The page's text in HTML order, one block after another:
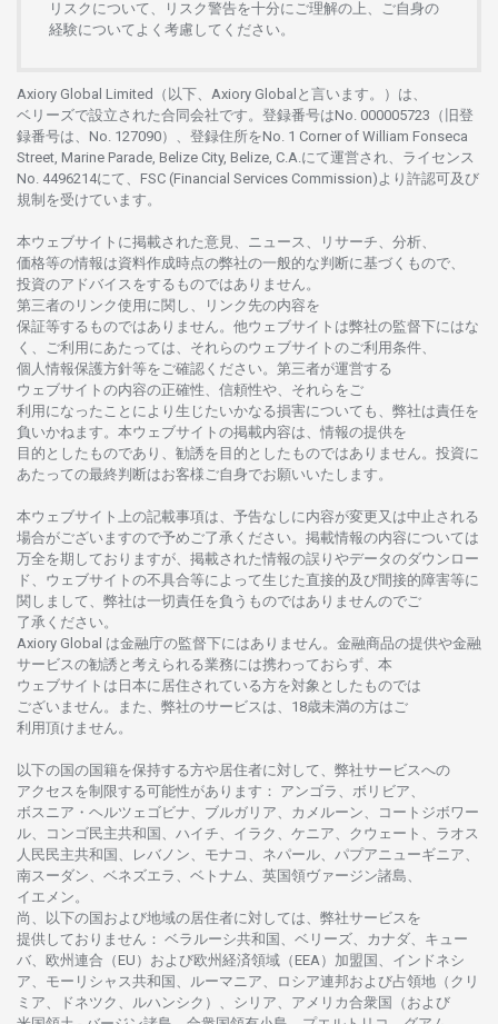
リスクについて、
リスク警告を十分にご理解の上、 ご自身の
経験についてよく 考慮してください。
Axiory Global Limited（以下、Axiory Globalと言います。）は、
ベリーズで設立さ れた合同会社です。 登録番号はNo. 000005723（旧登
録番号は、No. 127090）、 登録住所をNo. 1 Corner of William Fonseca
Street, Marine Parade, Belize City, Belize, C.A.にて運営さ れ、 ライセンス
No. 4496214にて、FSC (Financial Services Commission)より 許認可及び
規制を受けています。
本ウェブサイトに掲載さ れた意見、ニュース、リサーチ、分析、
価格等の情報は資料作成時点の弊社の一般的な判断に基づくもので、
投資のアドバイスをするものではありません。
第三者の リンク使用に関し、 リンク先の内容を
保証等するものではありません。 他ウェブサイトは弊社の監督下にはな
く、 ご利用にあたっては、 それらのウェブサイトのご利用条件、
個人情報保護方針等をご確認ください。 第三者が運営する
ウェブサイトの内容の正確性、信頼性や、それらをご
利用になったことにより 生じたいかなる損害についても、 弊社は責任を
負いかねます。 本ウェブサイトの掲載内容は、 情報の提供を
目的としたものであり、 勧誘を 目的としたものではありません。 投資に
あたっての最終判断はお客様ご自身でお願いいたします。
本ウェブサイト 上の記載事項は、 予告なしに内容が変更又は中止さ れる
場合がございますので予めご了承ください。 掲載情報の内容については
万全を期しておりますが、 掲載さ れた情報の誤りやデータのダウンロー
ド、 ウェブサイトの不具合等によって生じた 直接的及び間接的障害等に
関し まして、 弊社は一切責任を負うものではありませんのでご
了承ください。
Axiory Global は金融庁の監督下にはありません。 金融商品の提供や金融
サービスの勧誘と 考えられる業務には携わっておらず、 本
ウェブサイトは 日本に居住さ れている方を対象としたものでは
ございません。
また、 弊社のサービスは、18歳未満の方はご
利用頂けません。
以下の国の国籍を保持する方や居住者に対して、 弊社サービスへの
アクセスを制限する可能性があります ： アンゴラ、ボリビア、
ボスニア ・ ヘルツェゴビナ、ブルガリア、カメルーン、コートジボワー
ル、
コンゴ民主共和国、ハイチ、イラク、ケニア、クウェート、 ラオス
人民民主共和国、レバノン、モナコ、ネパール、パプアニューギニア、
南スーダン、ベネズエラ、ベトナム、 英国領ヴァージン諸島、
イエメン。
尚、
以下の国および地域の居住者に対しては、 弊社サービスを
提供しておりません ： ベラルーシ共和国、ベリーズ、カナダ、キュー
バ、 欧州連合 （EU） および欧州経済領域 （EEA）加盟国、インドネシ
ア、 モーリシャス共和国、ルーマニア、 ロシア連邦および占領地 （クリ
ミア、ドネツク、ルハンシク）、シリア、 アメリカ合衆国
（および